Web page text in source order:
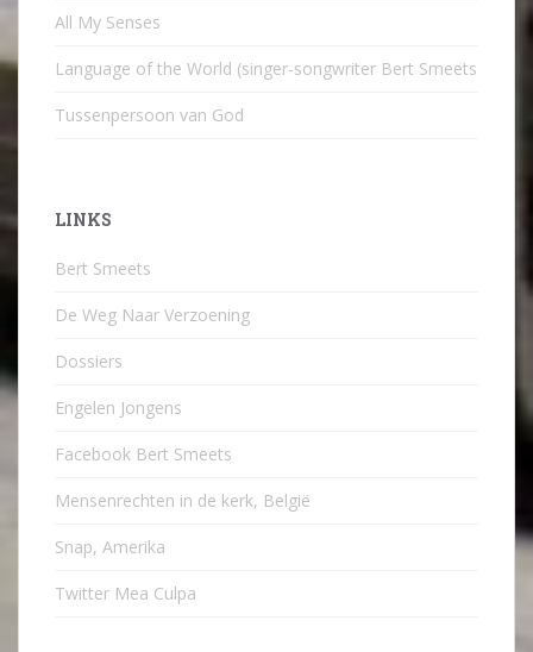
All My Senses
Language of the World (singer-songwriter Bert Smeets
Tussenpersoon van God
LINKS
Bert Smeets
De Weg Naar Verzoening
Dossiers
Engelen Jongens
Facebook Bert Smeets
Mensenrechten in de kerk, België
Snap, Amerika
Twitter Mea Culpa